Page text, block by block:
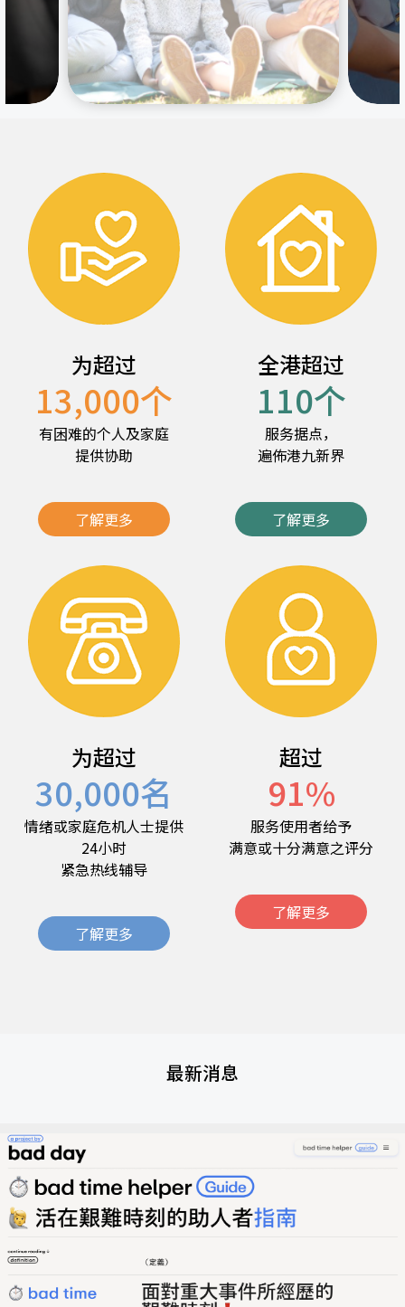
为超过
13,000个
有困难的个人及家庭
提供协助
了解更多
全港超过
110个
服务据点，
遍佈港九新界
了解更多
为超过
30,000名
情绪或家庭危机人士提供
24小时
紧急热线辅导
了解更多
超过
91%
服务使用者给予
满意或十分满意之评分
了解更多
最新消息